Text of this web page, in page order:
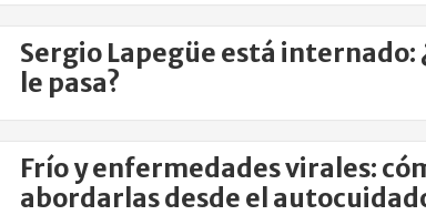
Sergio Lapegüe está internado:
le pasa?
Frío y enfermedades virales:
abordarlas desde el